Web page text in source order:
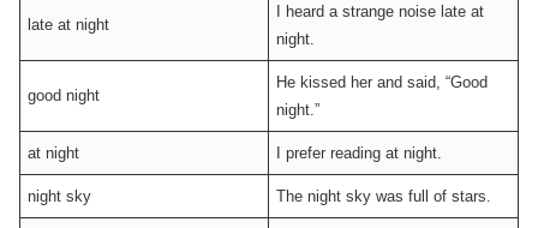
late at night
I heard a strange noise late at
night.
good night
He kissed her and said, “Good
night.”
at night I prefer reading at night.
night sky The night sky was full of stars.